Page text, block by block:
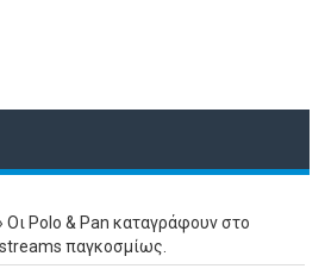
Οι Polo & Pan καταγράφουν στο
παγκοσμίως.